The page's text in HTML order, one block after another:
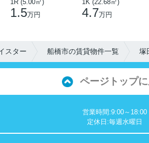
1R (5.00㎡)
1.5万円
1K (22.68㎡)
4.7万円
スター 船橋市の賃貸物件一覧 塚
ページトップ
営業時間:9:00～18:00
定休日:毎週水曜日